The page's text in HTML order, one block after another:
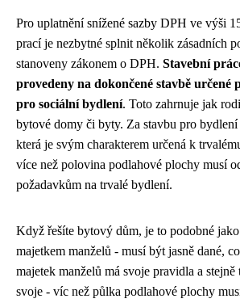
Pro uplatnění snížené sazby DPH ve výši
prací je nezbytné splnit několik zásadních
stanoveny zákonem o DPH. Stavební
provedeny na dokončené stavbě určené
pro sociální bydlení. Toto zahrnuje jak
bytové domy či byty. Za stavbu pro bydlení
která je svým charakterem určená k
více než polovina podlahové plochy musí
požadavkům na trvalé bydlení.
Když řešíte bytový dům, je to podobné
majetkem manželů - musí být jasně dané,
majetek manželů má svoje pravidla a
svoje - víc než půlka podlahové plochy